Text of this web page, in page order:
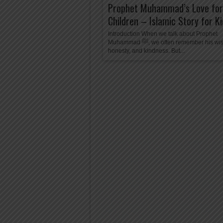
Prophet Muhammad’s Love for
Children – Islamic Story for
Introduction When we talk about Prophet
Muhammad ﷺ, we often remember his wisdom,
honesty, and kindness. But...